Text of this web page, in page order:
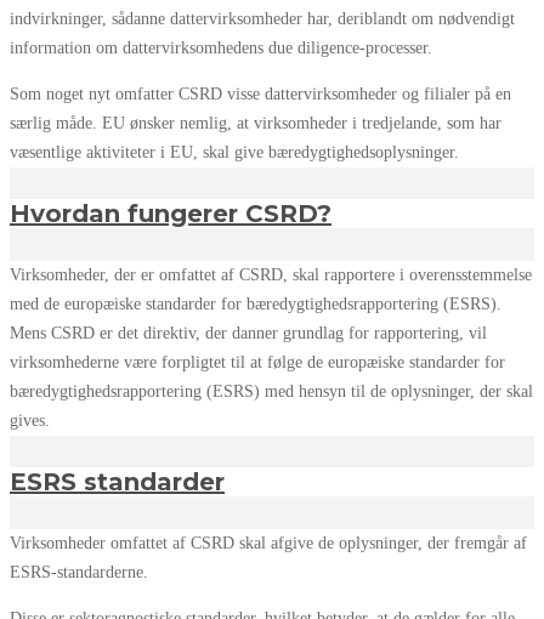
indvirkninger, sådanne dattervirksomheder har, deriblandt om nødvendigt
information om dattervirksomhedens due diligence-processer.
Som noget nyt omfatter CSRD visse dattervirksomheder og filialer på en
særlig måde. EU ønsker nemlig, at virksomheder i tredjelande, som har
væsentlige aktiviteter i EU, skal give bæredygtighedsoplysninger.
Hvordan fungerer CSRD?
Virksomheder, der er omfattet af CSRD, skal rapportere i overensstemmelse
med de europæiske standarder for bæredygtighedsrapportering (ESRS).
Mens CSRD er det direktiv, der danner grundlag for rapportering, vil
virksomhederne være forpligtet til at følge de europæiske standarder for
bæredygtighedsrapportering (ESRS) med hensyn til de oplysninger, der skal
gives.
ESRS standarder
Virksomheder omfattet af CSRD skal afgive de oplysninger, der fremgår af
ESRS-standarderne.